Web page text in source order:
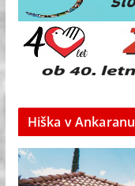
Hiška v Ankaranu